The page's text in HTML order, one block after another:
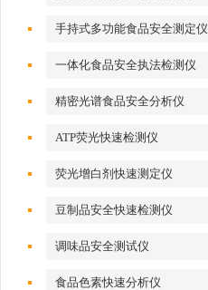
手持式多功能食品安全测定仪
一体化食品安全执法检测仪
精密光谱食品安全分析仪
ATP荧光快速检测仪
荧光增白剂快速测定仪
豆制品安全快速检测仪
调味品安全测试仪
食品色素快速分析仪